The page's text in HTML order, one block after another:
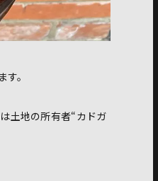
。
土地の所有者“カドガ